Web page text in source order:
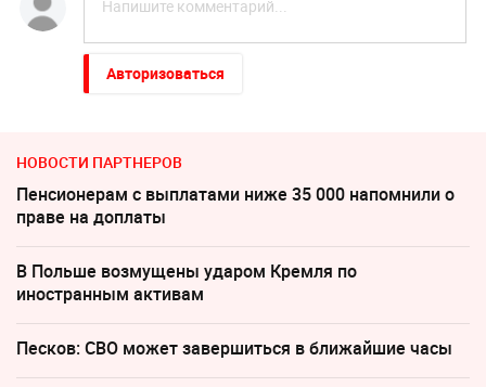
Авторизоваться
НОВОСТИ ПАРТНЕРОВ
Пенсионерам с выплатами ниже 35 000 напомнили о
праве на доплаты
В Польше возмущены ударом Кремля по
иностранным активам
Песков: СВО может завершиться в ближайшие часы